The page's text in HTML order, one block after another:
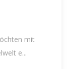
mit
e...